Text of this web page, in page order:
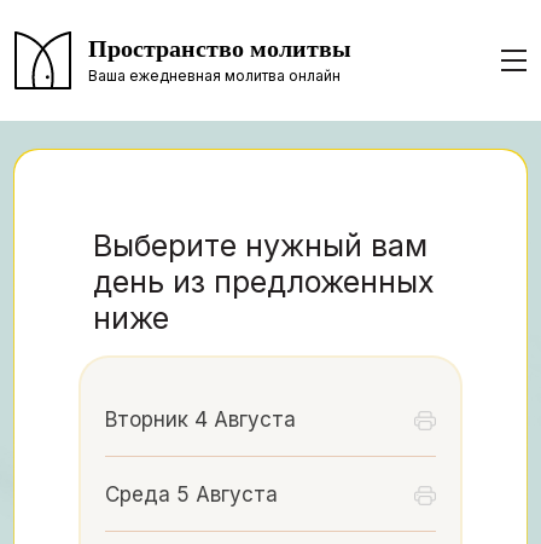
Пространство молитвы
Ваша ежедневная молитва онлайн
Выберите нужный вам
день из предложенных
ниже
Вторник 4 Августа
Среда 5 Августа